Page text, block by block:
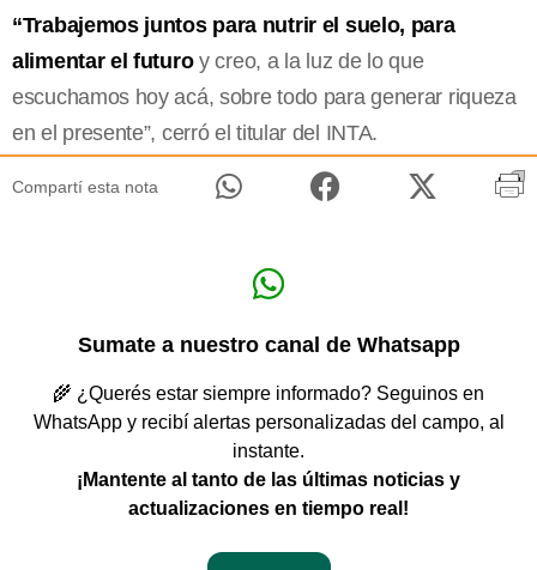
“Trabajemos juntos para nutrir el suelo, para
alimentar el futuroy creo, a la luz de lo que
escuchamos hoy acá, sobre todo para generar riqueza
en el presente”, cerró el titular del INTA.
Compartí esta nota
Sumate a nuestro canal de Whatsapp
🌾 ¿Querés estar siempre informado? Seguinos en
WhatsApp y recibí alertas personalizadas del campo, al
instante.
¡Mantente al tanto de las últimas noticias y
actualizaciones en tiempo real!